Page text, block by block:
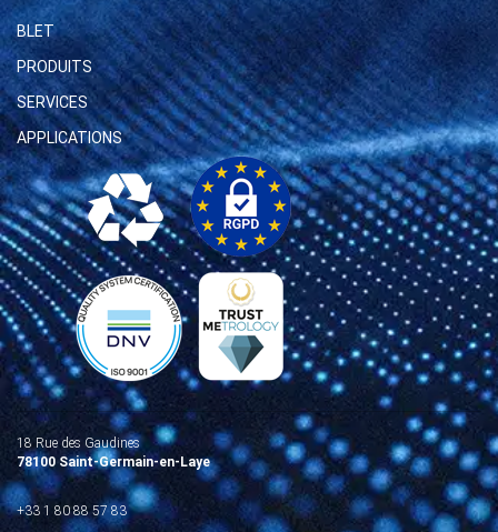
BLET
PRODUITS
SERVICES
APPLICATIONS
18 Rue des Gaudines
78100 Saint-Germain-en-Laye
+33 1 80 88 57 83